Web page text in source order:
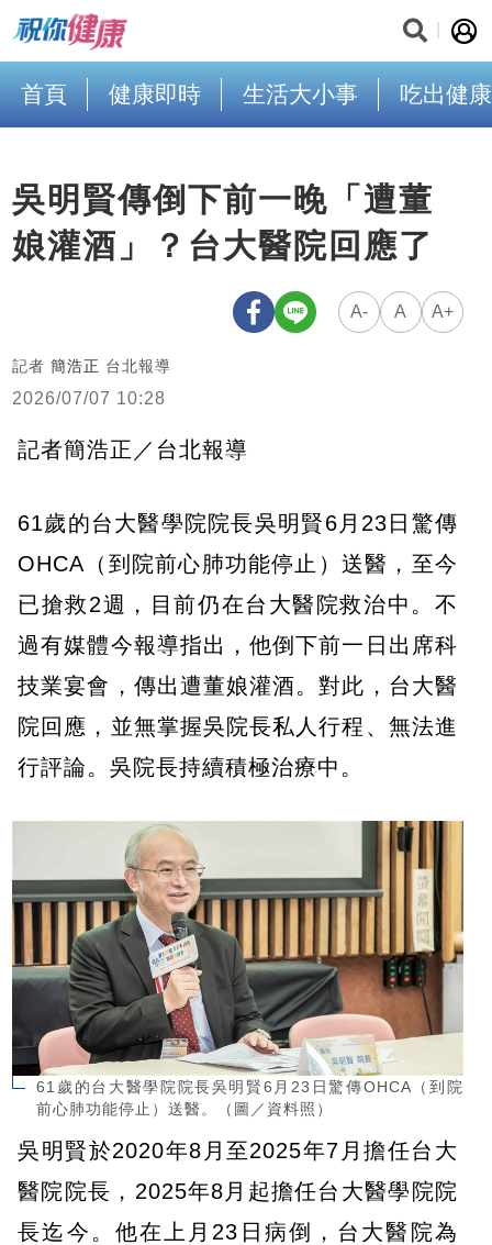
首頁 健康即時 生活大小事 吃出健康
吳明賢傳倒下前一晚「遭董
娘灌酒」？台大醫院回應了
A- A A+
記者 簡浩正 台北報導
2026/07/07 10:28
記者簡浩正／台北報導
61歲的台大醫學院院長吳明賢6月23日驚傳
OHCA（到院前心肺功能停止）送醫，至今
已搶救2週，目前仍在台大醫院救治中。不
過有媒體今報導指出，他倒下前一日出席科
技業宴會，傳出遭董娘灌酒。對此，台大醫
院回應，並無掌握吳院長私人行程、無法進
行評論。吳院長持續積極治療中。
61歲的台大醫學院院長吳明賢6月23日驚傳OHCA（到院
前心肺功能停止）送醫。（圖／資料照）
吳明賢於2020年8月至2025年7月擔任台大
醫院院長，2025年8月起擔任台大醫學院院
長迄今。他在上月23日病倒，台大醫院為